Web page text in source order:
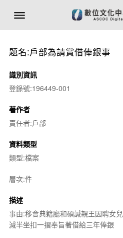
題名:戶部為請賞借俸銀事
識別資訊
登錄號:196449-001
著作者
責任者:戶部
資料類型
類型:檔案
層次:件
描述
事由:移會典籍廳和碩諴親王因聘女
減半坐扣一摺奉旨著借給三年俸銀